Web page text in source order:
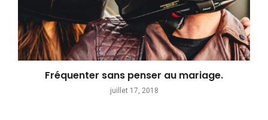
Fréquenter sans penser au mariage.
juillet 17, 2018